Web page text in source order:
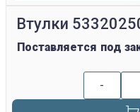
Втулки
Поставляется под
-